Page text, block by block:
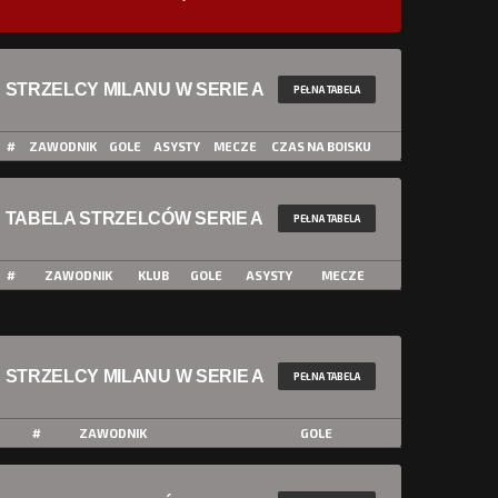
STRZELCY MILANU W SERIE A PEŁNA TABELA
# ZAWODNIK GOLE ASYSTY MECZE CZAS NA BOISKU
TABELA STRZELCÓW SERIE A PEŁNA TABELA
# ZAWODNIK KLUB GOLE ASYSTY MECZE
STRZELCY MILANU W SERIE A PEŁNA TABELA
# ZAWODNIK GOLE